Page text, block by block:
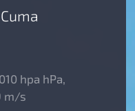
hpa hPa,
m/s